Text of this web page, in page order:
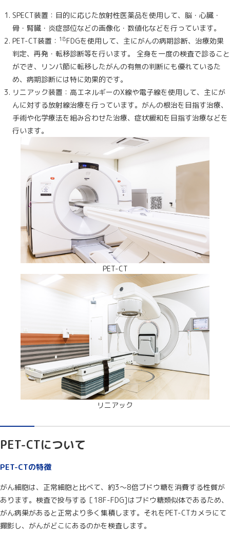
SPECT装置：目的に応じた放射性医薬品を使用して、脳・心臓・
骨・腎臓・炎症部位などの画像化・数値化などを行っています。
PET-CT装置： 18FDGを使用して、主にがんの病期診断、治療効果
判定、再発・転移診断等を行います。 全身を一度の検査で診ること
ができ、リンパ節に転移したがんの有無の判断にも優れているた
め、病期診断には特に効果的です。
リニアック装置：高エネルギーのX線や電子線を使用して、主にが
んに対する放射線治療を行っています。がんの根治を目指す治療、
手術や化学療法を組み合わせた治療、症状緩和を目指す治療などを
行います。
PET-CT
リニアック
PET-CTについて
PET-CTの特徴
がん細胞は、正常細胞と比べて、約3～8倍ブドウ糖を消費する性質が
あります。検査で投与する［18F-FDG]はブドウ糖類似体であるため、
がん病巣があると正常より多く集積します。それをPET-CTカメラにて
撮影し、がんがどこにあるのかを検査します。